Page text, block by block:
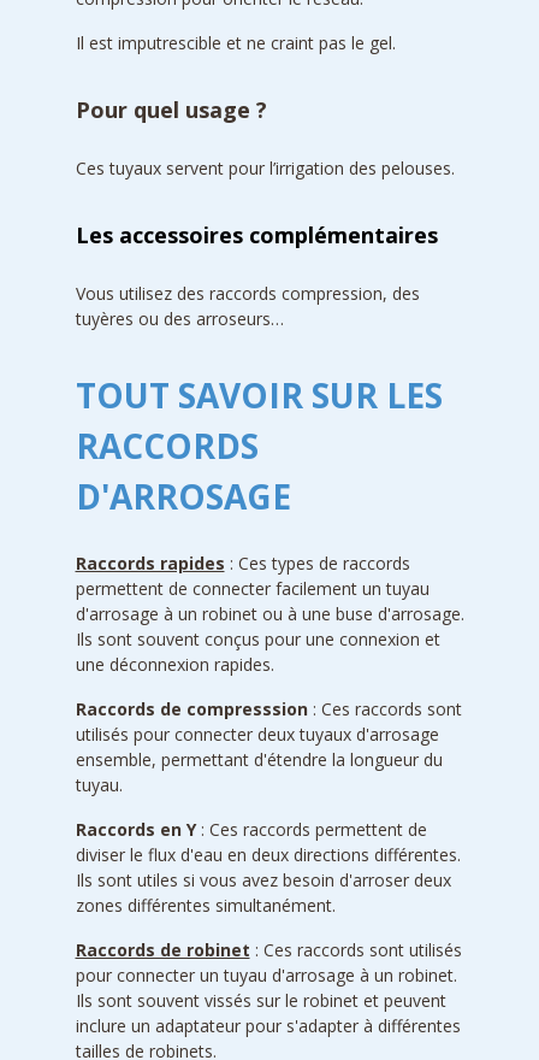
Il est imputrescible et ne craint pas le gel.
Pour quel usage ?
Ces tuyaux servent pour l’irrigation des pelouses.
Les accessoires complémentaires
Vous utilisez des raccords compression, des
tuyères ou des arroseurs…
TOUT SAVOIR SUR LES
RACCORDS
D'ARROSAGE
Raccords rapides : Ces types de raccords
permettent de connecter facilement un tuyau
d'arrosage à un robinet ou à une buse d'arrosage.
Ils sont souvent conçus pour une connexion et
une déconnexion rapides.
Raccords de compresssion: Ces raccords sont
utilisés pour connecter deux tuyaux d'arrosage
ensemble, permettant d'étendre la longueur du
tuyau.
Raccords en Y: Ces raccords permettent de
diviser le flux d'eau en deux directions différentes.
Ils sont utiles si vous avez besoin d'arroser deux
zones différentes simultanément.
Raccords de robinet : Ces raccords sont utilisés
pour connecter un tuyau d'arrosage à un robinet.
Ils sont souvent vissés sur le robinet et peuvent
inclure un adaptateur pour s'adapter à différentes
tailles de robinets.